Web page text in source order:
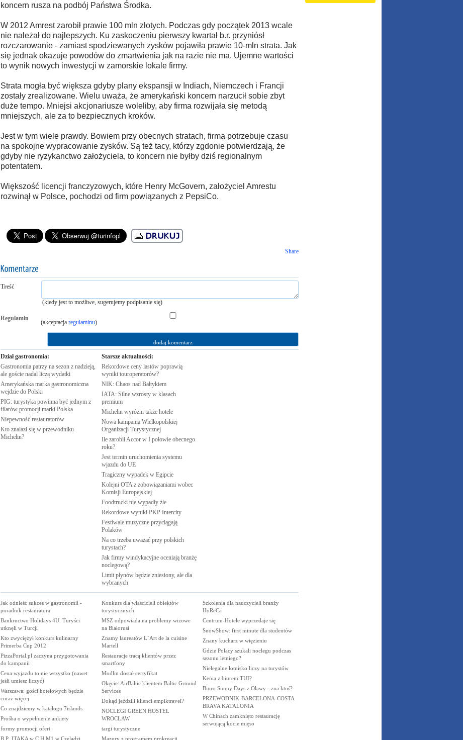
koncern rusza na podbój Państwa Środka.
W 2012 Amrest zarobił prawie 100 mln złotych. Podczas gdy początek 2013 wcale
nie należał do najlepszych. Ku zaskoczeniu pierwszy kwartał b.r. przyniósł
rozczarowanie - zamiast spodziewanych zysków pojawiła prawie 10-mln strata. Jak
się jednak okazuje powodów do zmartwienia jak na razie nie ma. Ujemne wartości
to wynik nowych inwestycji w zamorskie lokale firmy.
Strata mogła być większa gdyby plany ekspansji w Indiach, Niemczech i Francji
zostały zrealizowane. Wielu uważa, że amerykański koncern narzucił sobie zbyt
duże tempo. Mniejsi akcjonariusze woleliby, aby firma rozwijała się metodą
mniejszych, ale za to bezpiecznych kroków.
Jest w tym wiele prawdy. Bowiem przy obecnych stratach, firma potrzebuje czasu
na spokojne wypracowanie zysków. Są też tacy, którzy zgdonie potwierdzają, że
gdyby nie ryzykanctwo założyciela, to koncern nie byłby dziś regionalnym
potentatem.
Większość licencji franczyzowych, które Henry McGovern, założyciel Amrestu
rozwinął w Polsce, pochodzi od firm powiązanych z PepsiCo.
Share
Treść
(kiedy jest to możliwe, sugerujemy podpisanie się)
Regulamin
(akceptacja regulaminu)
Dział gastronomia:
Gastronomia patrzy na sezon z nadzieją,
ale goście nadal liczą wydatki
Amerykańska marka gastronomiczna
wejdzie do Polski
PIG: turystyka powinna być jednym z
filarów promocji marki Polska
Niepewność restauratorów
Kto znalazł się w przewodniku
Michelin?
Starsze aktualności:
Rekordowe ceny lastów poprawią
wyniki touroperatorów?
NIK: Chaos nad Bałtykiem
IATA: Silne wzrosty w klasach
premium
Michelin wyróżni także hotele
Nowa kampania Wielkopolskiej
Organizacji Turystycznej
Ile zarobił Accor w I połowie obecnego
roku?
Jest termin uruchomienia systemu
wjazdu do UE
Tragiczny wypadek w Egipcie
Kolejni OTA z zobowiązaniami wobec
Komisji Europejskiej
Foodtrucki nie wypadły źle
Rekordowe wyniki PKP Intercity
Festiwale muzyczne przyciągają
Polaków
Na co trzeba uważać przy polskich
turystach?
Jak firmy windykacyjne oceniają branżę
noclegową?
Limit płynów będzie zniesiony, ale dla
wybranych
Jak odnieść sukces w gastronomii -
poradnik restauratora
Bankructwo Holidays 4U. Turyści
utknęli w Turcji
Kto zwyciężył konkurs kulinarny
Primerba Cup 2012
PizzaPortal.pl zaczyna przygotowania
do kampanii
Cena wyjazdu to nie wszystko (nawet
jeśli umiesz liczyć)
Warszawa: gości hotelowych będzie
coraz więcej
Co znajdziemy w katalogu 7islands
Prośba o wypełnienie ankiety
formy promocji ofert
B.P .ITAKA w C.H.M1 w Czeladzi
Konkurs dla właścicieli obiektów
turystycznych
MSZ odpowiada na problemy wizowe
na Białorusi
Znamy laureatów L`Art de la cuisine
Martell
Restauracje tracą klientów przez
smartfony
Modlin dostał certyfikat
Okęcie: AirBaltic klientem Baltic Ground
Services
Dokąd jeździli klienci empiktravel?
NOCLEGI GREEN HOSTEL
WROCŁAW
targi turystyczne
Mazury z programem prokreacji
Szkolenia dla nauczycieli branży
HoReCa
Centrum-Hotele wyprzedaje się
SnowShow: first minute dla studentów
Znany kucharz w więzieniu
Gdzie Polacy szukali noclegu podczas
sezonu letniego?
Nielegalne lotnisko liczy na turystów
Kenia z biurem TUI?
Biuro Sunny Days z Oławy - zna ktoś?
PRZEWODNIK-BARCELONA-COSTA
BRAVA KATALONIA
W Chinach zamknięto restaurację
serwującą kocie mięso